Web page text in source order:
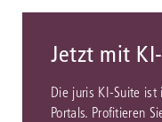
Jetzt mit
Die juris KI-Suite ist
Portals. Profitieren